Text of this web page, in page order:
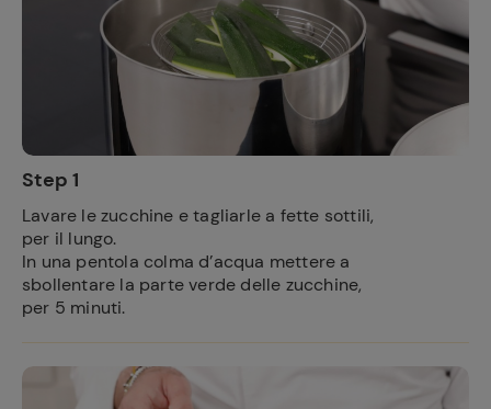
Step 1
Lavare le zucchine e tagliarle a fette sottili,
per il lungo.
In una pentola colma d’acqua mettere a
sbollentare la parte verde delle zucchine,
per 5 minuti.